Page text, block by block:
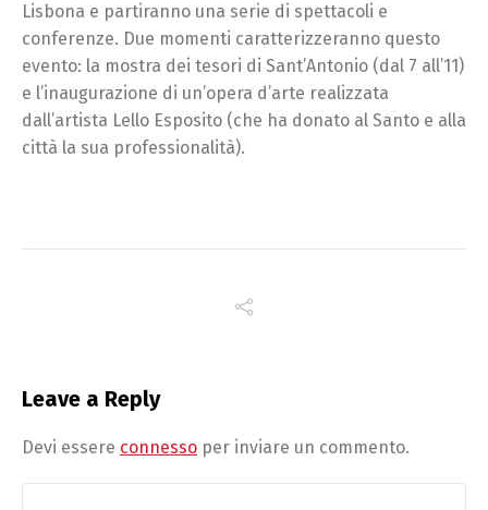
Lisbona e partiranno una serie di spettacoli e
conferenze. Due momenti caratterizzeranno questo
evento: la mostra dei tesori di Sant’Antonio (dal 7 all’11)
e l’inaugurazione di un’opera d’arte realizzata
dall’artista Lello Esposito (che ha donato al Santo e alla
città la sua professionalità).
Leave a Reply
Devi essere connesso per inviare un commento.